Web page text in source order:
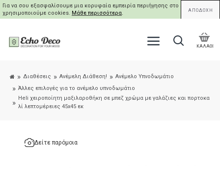
Για να σου εξασφαλίσουμε μια κορυφαία εμπειρία περιήγησης στο site μας,
χρησιμοποιούμε cookies. Μάθε περισσότερα. ΑΠΟΔΟΧΗ
ΚΑΛΑΘΙ
Διαθέσεις Ανέμελη Διάθεση!
Ανέμελο Υπνοδωμάτιο
Άλλες επιλογές για το ανέμελο υπνοδωμάτιο
Heli χειροποίητη μαξιλαροθήκη σε μπεζ χρώμα με γαλάζιες και πορτοκα
λί λεπτομέρειες 45x45 εκ
Δείτε παρόμοια